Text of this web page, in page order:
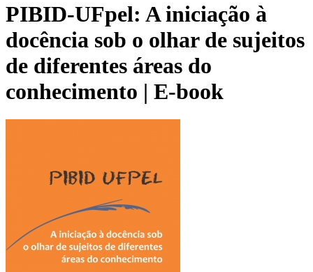
PIBID-UFpel: A iniciação à
docência sob o olhar de sujeitos
de diferentes áreas do
conhecimento | E-book